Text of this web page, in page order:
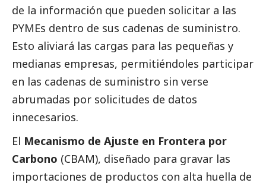
de la información que pueden solicitar a las
PYMEs dentro de sus cadenas de suministro.
Esto aliviará las cargas para las pequeñas y
medianas empresas, permitiéndoles participar
en las cadenas de suministro sin verse
abrumadas por solicitudes de datos
innecesarios.
El Mecanismo de Ajuste en Frontera por
Carbono (CBAM), diseñado para gravar las
importaciones de productos con alta huella de